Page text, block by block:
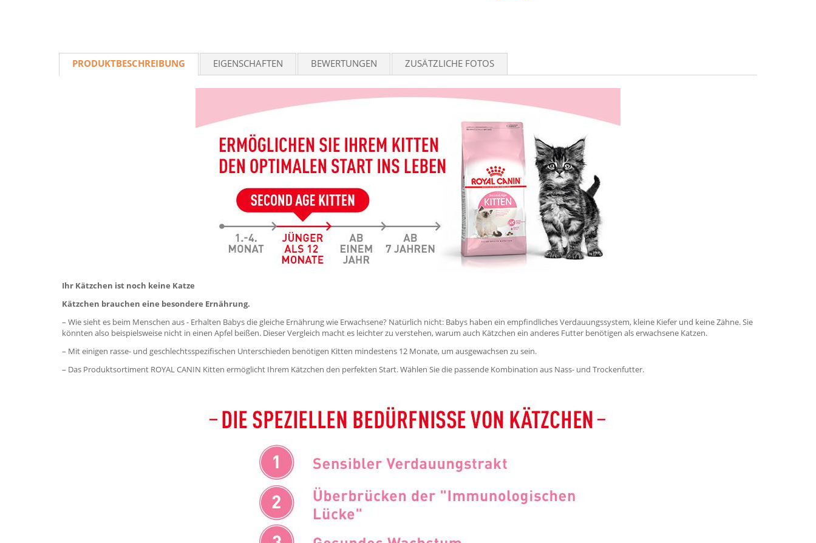
Recommend
PRODUKTBESCHREIBUNG EIGENSCHAFTEN BEWERTUNGEN ZUSÄTZLICHE FOTOS
Ihr Kätzchen ist noch keine Katze
Kätzchen brauchen eine besondere Ernährung.
– Wie sieht es beim Menschen aus - Erhalten Babys die gleiche Ernährung wie Erwachsene? Natürlich nicht: Babys haben ein empfindliches Verdauungssystem, kleine Kiefer und keine Zähne. Sie
könnten also beispielsweise nicht in einen Apfel beißen. Dieser Vergleich macht es leichter zu verstehen, warum auch Kätzchen ein anderes Futter benötigen als erwachsene Katzen.
– Mit einigen rasse- und geschlechtsspezifischen Unterschieden benötigen Kitten mindestens 12 Monate, um ausgewachsen zu sein.
– Das Produktsortiment ROYAL CANIN Kitten ermöglicht Ihrem Kätzchen den perfekten Start. Wählen Sie die passende Kombination aus Nass- und Trockenfutter.